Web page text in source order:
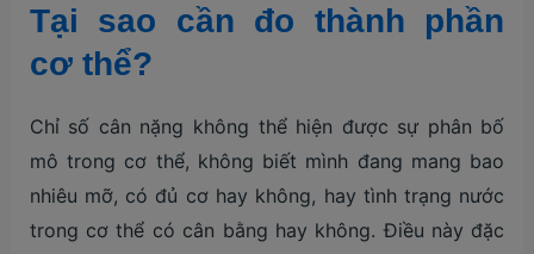
Tại sao cần đo thành phần
cơ thể?
Chỉ số cân nặng không thể hiện được sự phân bố
mô trong cơ thể, không biết mình đang mang bao
nhiêu mỡ, có đủ cơ hay không, hay tình trạng nước
trong cơ thể có cân bằng hay không. Điều này đặc